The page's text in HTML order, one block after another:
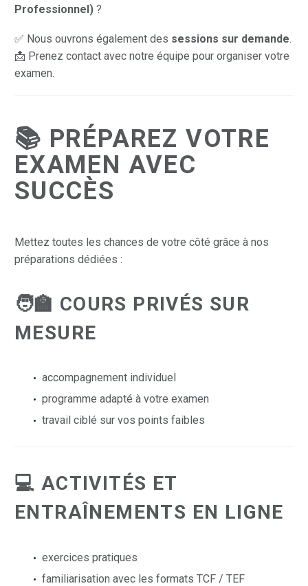
Professionnel) ?
✅ Nous ouvrons également des sessions sur demande.
📩 Prenez contact avec notre équipe pour organiser votre
examen.
📚 PRÉPAREZ VOTRE
EXAMEN AVEC
SUCCÈS
Mettez toutes les chances de votre côté grâce à nos
préparations dédiées :
🧑‍🏫 COURS PRIVÉS SUR
MESURE
accompagnement individuel
programme adapté à votre examen
travail ciblé sur vos points faibles
💻 ACTIVITÉS ET
ENTRAÎNEMENTS EN LIGNE
exercices pratiques
familiarisation avec les formats TCF / TEF